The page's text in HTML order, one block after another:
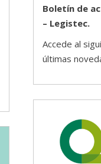
Boletín de
– Legistec.
Accede al
últimas